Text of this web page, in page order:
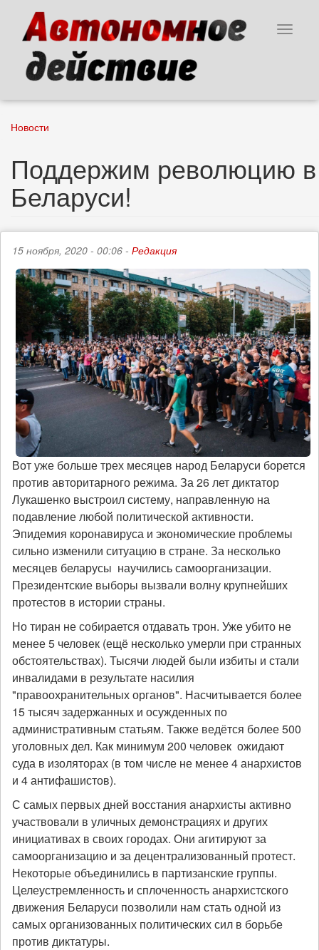
основному
содержанию
Toggle
Новости
Поддержим революцию в
Беларуси!
15 ноября, 2020 - 00:06 - Редакция
Вот уже больше трех месяцев народ Беларуси борется
против авторитарного режима. За 26 лет диктатор
Лукашенко выстроил систему, направленную на
подавление любой политической активности.
Эпидемия коронавируса и экономические проблемы
сильно изменили ситуацию в стране. За несколько
месяцев беларусы научились самоорганизации.
Президентские выборы вызвали волну крупнейших
протестов в истории страны.
Но тиран не собирается отдавать трон. Уже убито не
менее 5 человек (ещё несколько умерли при странных
обстоятельствах). Тысячи людей были избиты и стали
инвалидами в результате насилия
"правоохранительных органов". Насчитывается более
15 тысяч задержанных и осужденных по
административным статьям. Также ведётся более 500
уголовных дел. Как минимум 200 человек ожидают
суда в изоляторах (в том числе не менее 4 анархистов
и 4 антифашистов).
С самых первых дней восстания анархисты активно
участвовали в уличных демонстрациях и других
инициативах в своих городах. Они агитируют за
самоорганизацию и за децентрализованный протест.
Некоторые объединились в партизанские группы.
Целеустремленность и сплоченность анархистского
движения Беларуси позволили нам стать одной из
самых организованных политических сил в борьбе
против диктатуры.